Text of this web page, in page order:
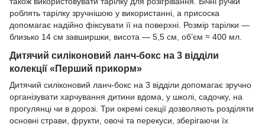
роблять тарілку зручнішою у використанні, а присоска
допомагає надійно фіксувати її на поверхні. Розмір тарілки —
близько 14 см завширшки, висота — 5,5 см, об’єм ≈ 400 мл.
Дитячий силіконовий ланч-бокс на 3 відділи
колекції «Перший прикорм»
Дитячий силіконовий ланч-бокс на 3 відділи допомагає зручно
організувати харчування дитини вдома, у школі, садочку, на
прогулянці чи в дорозі. Три окремі секції дозволяють розділяти
основні страви, фрукти, овочі та перекуси, зберігаючи їх